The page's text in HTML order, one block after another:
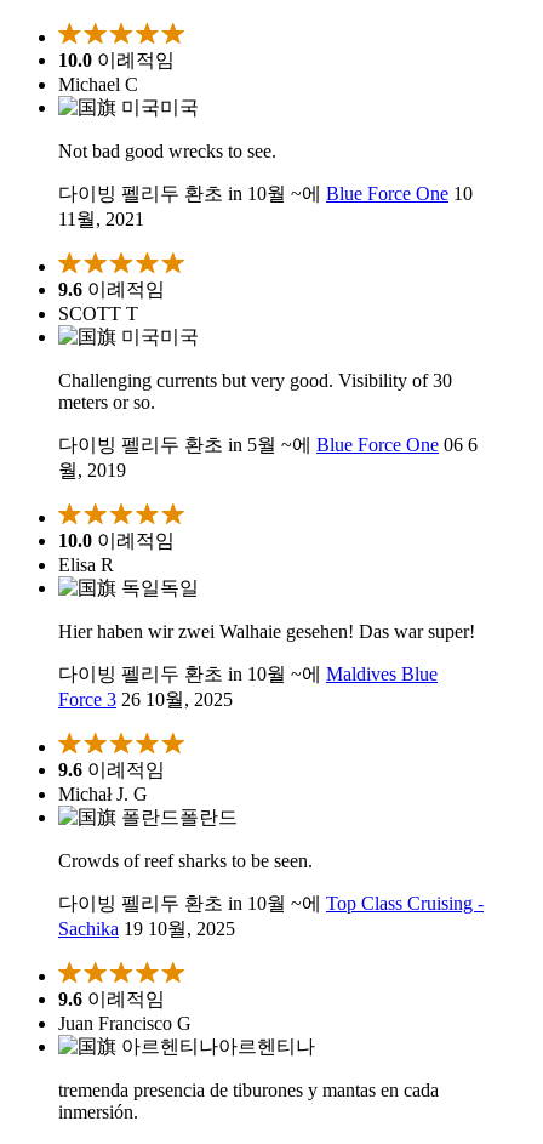
10.0 이례적임
Michael C
미국
Not bad good wrecks to see.
다이빙 펠리두 환초 in 10월 ~에 Blue Force One 10
11월, 2021
9.6 이례적임
SCOTT T
미국
Challenging currents but very good. Visibility of 30
meters or so.
다이빙 펠리두 환초 in 5월 ~에 Blue Force One 06 6
월, 2019
10.0 이례적임
Elisa R
독일
Hier haben wir zwei Walhaie gesehen! Das war super!
다이빙 펠리두 환초 in 10월 ~에 Maldives Blue
Force 3 26 10월, 2025
9.6 이례적임
Michał J. G
폴란드
Crowds of reef sharks to be seen.
다이빙 펠리두 환초 in 10월 ~에 Top Class Cruising -
Sachika 19 10월, 2025
9.6 이례적임
Juan Francisco G
아르헨티나
tremenda presencia de tiburones y mantas en cada
inmersión.